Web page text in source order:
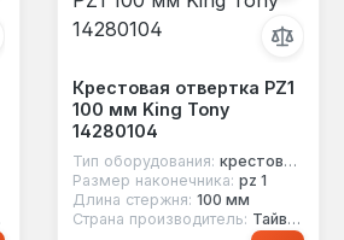
Крестовая отвертка PZ1
100 мм King Tony
14280104
Тип оборудования: крестовая отвертка
Размер наконечника: pz 1
Длина стержня: 100 мм
Страна производитель: Тайвань